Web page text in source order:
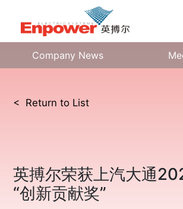
Company News
< Return to List
英搏尔荣获上汽大通
“创新贡献奖”